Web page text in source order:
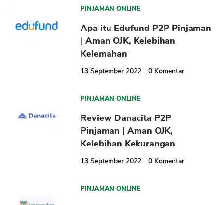
PINJAMAN ONLINE
Apa itu Edufund P2P Pinjaman
| Aman OJK, Kelebihan
Kelemahan
13 September 2022 0 Komentar
PINJAMAN ONLINE
Review Danacita P2P
Pinjaman | Aman OJK,
Kelebihan Kekurangan
13 September 2022 0 Komentar
PINJAMAN ONLINE
OK
CANCEL